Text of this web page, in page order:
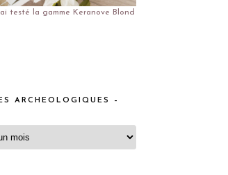
testé la gamme Keranove Blond
ARCHEOLOGIQUES –